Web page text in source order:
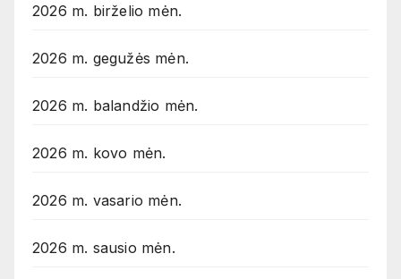
2026 m. birželio mėn.
2026 m. gegužės mėn.
2026 m. balandžio mėn.
2026 m. kovo mėn.
2026 m. vasario mėn.
2026 m. sausio mėn.